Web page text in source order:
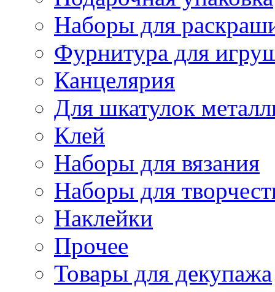
Наборы для
Фурнитура для
Канцелярия
Для шкатулок
Клей
Наборы для вязания
Наборы для
Наклейки
Прочее
Товары для декупажа